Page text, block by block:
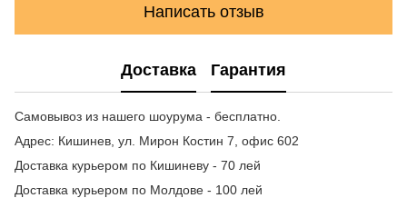
Написать отзыв
Доставка Гарантия
Самовывоз из нашего шоурума - бесплатно.
Адрес: Кишинев, ул. Мирон Костин 7, офис 602
Доставка курьером по Кишиневу - 70 лей
Доставка курьером по Молдове - 100 лей